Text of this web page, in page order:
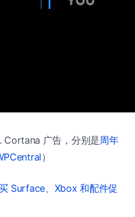
Cortana 广告，分别是周年
）
Surface、Xbox 和配件促